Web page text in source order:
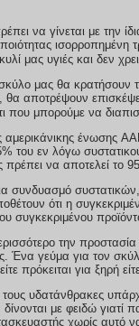
ανθρώπου, πρέπει να γίνεται όσο το δυνατόν πιο
ισορροπημένη
μας υγιές και δεν
σκύλο μας θα
θα αποτρέψουν
ένωσης AAFCO, που
του εν λόγω συστατικού
πρέπει να αποτελεί το
συνδυασμό
ότι η
συγκεκριμένου
την
Ένα γεύμα για τον
πρόκειται για ξηρή
τους υδατάνθρακες
με φειδώ γιατί
χωρίς αυτό